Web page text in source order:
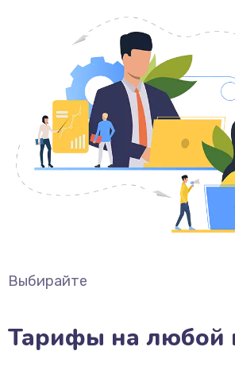
Выбирайте
Тарифы на любой